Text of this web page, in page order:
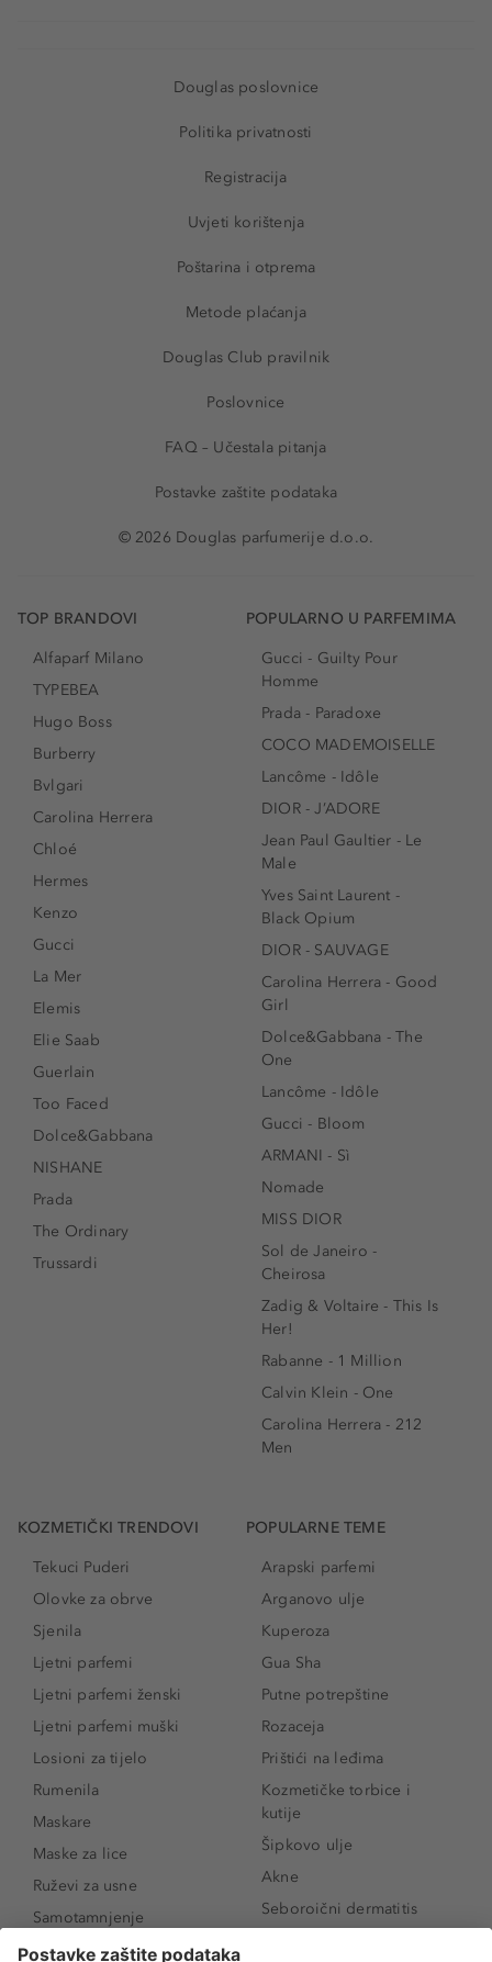
Douglas poslovnice
Politika privatnosti
Registracija
Uvjeti korištenja
Poštarina i otprema
Metode plaćanja
Douglas Club pravilnik
Poslovnice
FAQ – Učestala pitanja
Postavke zaštite podataka
© 2026 Douglas parfumerije d.o.o.
TOP BRANDOVI
Alfaparf Milano
TYPEBEA
Hugo Boss
Burberry
Bvlgari
Carolina Herrera
Chloé
Hermes
Kenzo
Gucci
La Mer
Elemis
Elie Saab
Guerlain
Too Faced
Dolce&Gabbana
NISHANE
Prada
The Ordinary
Trussardi
POPULARNO U PARFEMIMA
Gucci - Guilty Pour
Homme
Prada - Paradoxe
COCO MADEMOISELLE
Lancôme - Idôle
DIOR - J’ADORE
Jean Paul Gaultier - Le
Male
Yves Saint Laurent -
Black Opium
DIOR - SAUVAGE
Carolina Herrera - Good
Girl
Dolce&Gabbana - The
One
Lancôme - Idôle
Gucci - Bloom
ARMANI - Sì
Nomade
MISS DIOR
Sol de Janeiro -
Cheirosa
Zadig & Voltaire - This Is
Her!
Rabanne - 1 Million
Calvin Klein - One
Carolina Herrera - 212
Men
KOZMETIČKI TRENDOVI
Tekuci Puderi
Olovke za obrve
Sjenila
Ljetni parfemi
Ljetni parfemi ženski
Ljetni parfemi muški
Losioni za tijelo
Rumenila
Maskare
Maske za lice
Ruževi za usne
Samotamnjenje
Puderi
POPULARNE TEME
Arapski parfemi
Arganovo ulje
Kuperoza
Gua Sha
Putne potrepštine
Rozaceja
Prištići na leđima
Kozmetičke torbice i
kutije
Šipkovo ulje
Akne
Seboroični dermatitis